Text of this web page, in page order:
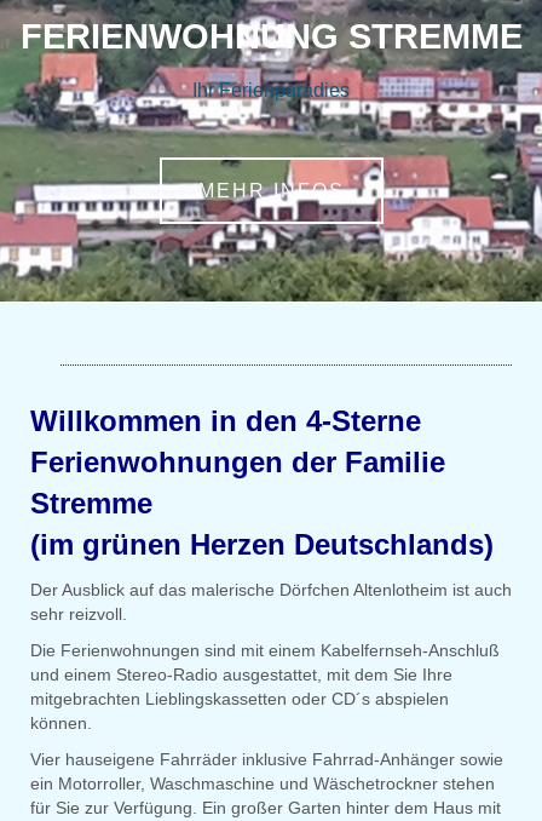
FERIENWOHNUNG STREMME
Ihr Ferienparadies
MEHR INFOS
Willkommen in den 4-Sterne
Ferienwohnungen der Familie
Stremme
(im grünen Herzen Deutschlands)
Der Ausblick auf das malerische Dörfchen Altenlotheim ist auch
sehr reizvoll.
Die Ferienwohnungen sind mit einem Kabelfernseh-Anschluß
und einem Stereo-Radio ausgestattet, mit dem Sie Ihre
mitgebrachten Lieblingskassetten oder CD´s abspielen
können.
Vier hauseigene Fahrräder inklusive Fahrrad-Anhänger sowie
ein Motorroller, Waschmaschine und Wäschetrockner stehen
für Sie zur Verfügung. Ein großer Garten hinter dem Haus mit